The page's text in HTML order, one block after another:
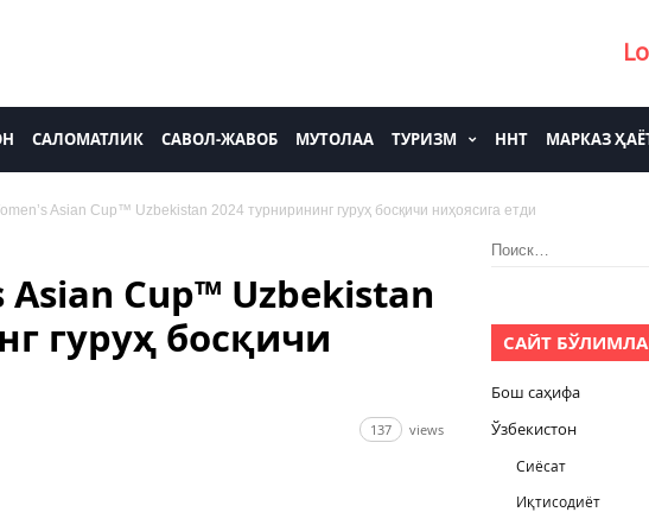
САЛОМАТЛИК САВОЛ-ЖАВОБ МУТОЛАА ТУРИЗМ ННТ МАРКАЗ
Asian Cup™ Uzbekistan 2024 турнирининг гуруҳ босқичи ниҳоясига етди
Asian Cup™ Uzbekistan
гуруҳ босқичи
137 views
Найти:
САЙТ
Бош саҳифа
Ўзбекистон
Сиёсат
Иқтисодиёт